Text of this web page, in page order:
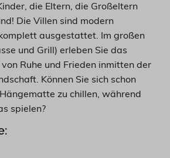
die Eltern, die Großeltern
Die Villen sind modern
ausgestattet. Im großen
und Grill) erleben Sie das
Ruhe und Frieden inmitten der
Können Sie sich schon
zu chillen, während
spielen?